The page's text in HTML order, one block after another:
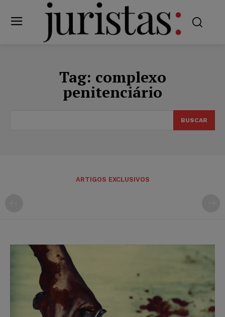
Tag: complexo
penitenciário
BUSCAR
ARTIGOS EXCLUSIVOS